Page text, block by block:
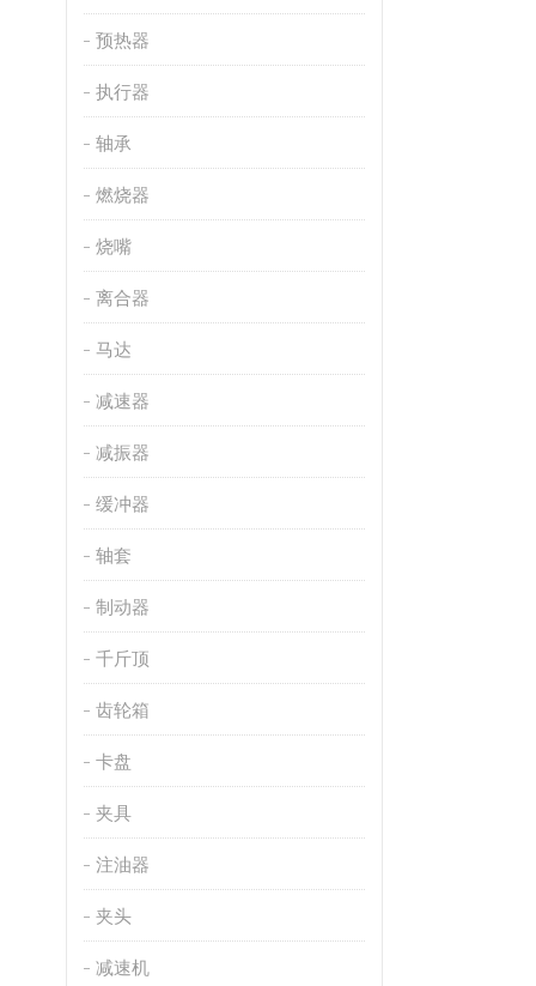
预热器
执行器
轴承
燃烧器
烧嘴
离合器
马达
减速器
减振器
缓冲器
轴套
制动器
千斤顶
齿轮箱
卡盘
夹具
注油器
夹头
减速机